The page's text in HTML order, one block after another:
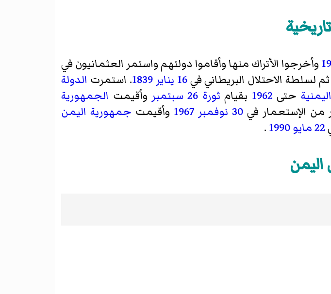
وأخرجوا الأتراك منها وأقاموا دولتهم واستمر العثمانيون في
لسلطة الاحتلال البريطاني في16 يناير 1839. استمرت الدولة
حتى 1962 بقيام ثورة 26 سبتمبر وأقيمت الجمهورية
من الإستعمار في 30 نوفمبر 1967 وأقيمت جمهورية اليمن
22 مايو 1990
.